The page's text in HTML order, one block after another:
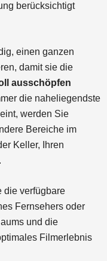
berücksichtigt
einen ganzen
damit sie die
ausschöpfen
die naheliegendste
werden Sie
Bereiche im
Keller, Ihren
die verfügbare
Fernsehers oder
und die
Filmerlebnis